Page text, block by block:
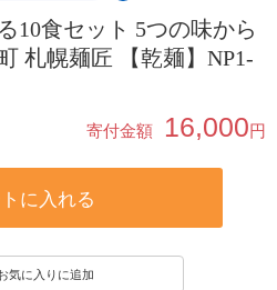
10食セット 5つの味から
札幌麺匠 【乾麺】NP1-
寄付金額 16,000円
に入れる
気に入りに追加